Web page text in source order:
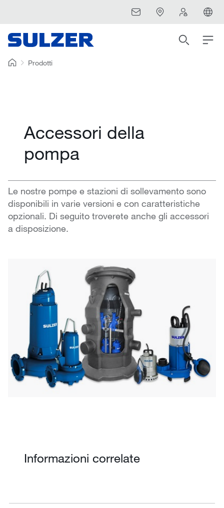
Prodotti
Accessori della
pompa
Le nostre pompe e stazioni di sollevamento sono
disponibili in varie versioni e con caratteristiche
opzionali. Di seguito troverete anche gli accessori
a disposizione.
Informazioni correlate